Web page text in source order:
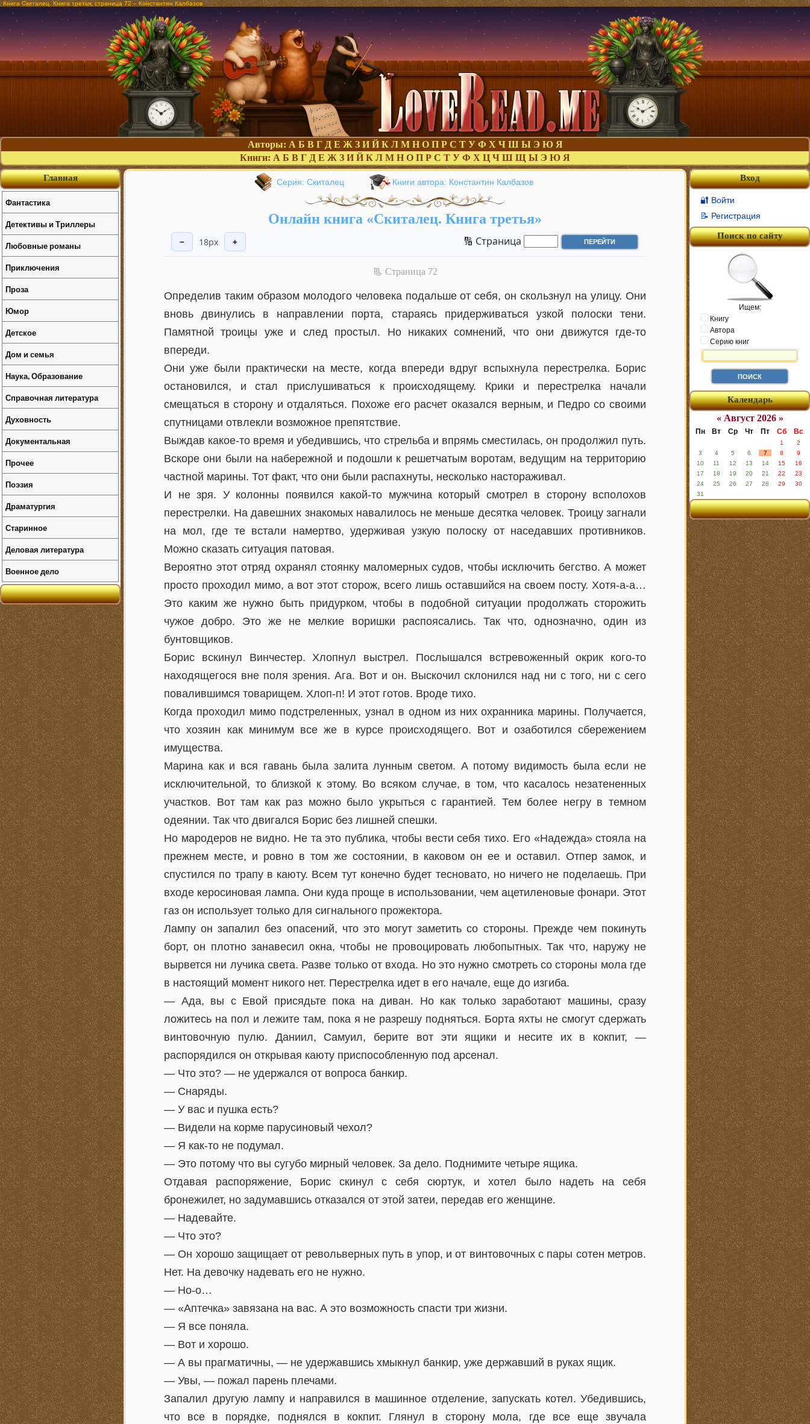
Книга Скиталец. Книга третья, страница 72 – Константин Калбазов
Авторы: А Б В Г Д Е Ж З И Й К Л М Н О П Р С Т У Ф Х Ч Ш Ы Э Ю Я
Книги: А Б В Г Д Е Ж З И Й К Л М Н О П Р С Т У Ф Х Ц Ч Ш Щ Ы Э Ю Я
Серия: Скиталец Книги автора: Константин Калбазов
Онлайн книга «Скиталец. Книга третья»
− 18px + 🔢 Страница
📃 Cтраница 72
Определив таким образом молодого человека подальше от себя, он скользнул на улицу. Они
вновь двинулись в направлении порта, стараясь придерживаться узкой полоски тени.
Памятной троицы уже и след простыл. Но никаких сомнений, что они движутся где-то
впереди.
Они уже были практически на месте, когда впереди вдруг вспыхнула перестрелка. Борис
остановился, и стал прислушиваться к происходящему. Крики и перестрелка начали
смещаться в сторону и отдаляться. Похоже его расчет оказался верным, и Педро со своими
спутницами отвлекли возможное препятствие.
Выждав какое-то время и убедившись, что стрельба и впрямь сместилась, он продолжил путь.
Вскоре они были на набережной и подошли к решетчатым воротам, ведущим на территорию
частной марины. Тот факт, что они были распахнуты, несколько настораживал.
И не зря. У колонны появился какой-то мужчина который смотрел в сторону всполохов
перестрелки. На давешних знакомых навалилось не меньше десятка человек. Троицу загнали
на мол, где те встали намертво, удерживая узкую полоску от наседавших противников.
Можно сказать ситуация патовая.
Вероятно этот отряд охранял стоянку маломерных судов, чтобы исключить бегство. А может
просто проходил мимо, а вот этот сторож, всего лишь оставшийся на своем посту. Хотя-а-а…
Это каким же нужно быть придурком, чтобы в подобной ситуации продолжать сторожить
чужое добро. Это же не мелкие воришки распоясались. Так что, однозначно, один из
бунтовщиков.
Борис вскинул Винчестер. Хлопнул выстрел. Послышался встревоженный окрик кого-то
находящегося вне поля зрения. Ага. Вот и он. Выскочил склонился над ни с того, ни с сего
повалившимся товарищем. Хлоп-п! И этот готов. Вроде тихо.
Когда проходил мимо подстреленных, узнал в одном из них охранника марины. Получается,
что хозяин как минимум все же в курсе происходящего. Вот и озаботился сбережением
имущества.
Марина как и вся гавань была залита лунным светом. А потому видимость была если не
исключительной, то близкой к этому. Во всяком случае, в том, что касалось незатененных
участков. Вот там как раз можно было укрыться с гарантией. Тем более негру в темном
одеянии. Так что двигался Борис без лишней спешки.
Но мародеров не видно. Не та это публика, чтобы вести себя тихо. Его «Надежда» стояла на
прежнем месте, и ровно в том же состоянии, в каковом он ее и оставил. Отпер замок, и
спустился по трапу в каюту. Всем тут конечно будет тесновато, но ничего не поделаешь. При
входе керосиновая лампа. Они куда проще в использовании, чем ацетиленовые фонари. Этот
газ он использует только для сигнального прожектора.
Лампу он запалил без опасений, что это могут заметить со стороны. Прежде чем покинуть
борт, он плотно занавесил окна, чтобы не провоцировать любопытных. Так что, наружу не
вырвется ни лучика света. Разве только от входа. Но это нужно смотреть со стороны мола где
в настоящий момент никого нет. Перестрелка идет в его начале, еще до изгиба.
— Ада, вы с Евой присядьте пока на диван. Но как только заработают машины, сразу
ложитесь на пол и лежите там, пока я не разрешу подняться. Борта яхты не смогут сдержать
винтовочную пулю. Даниил, Самуил, берите вот эти ящики и несите их в кокпит, —
распорядился он открывая каюту приспособленную под арсенал.
— Что это? — не удержался от вопроса банкир.
— Снаряды.
— У вас и пушка есть?
— Видели на корме парусиновый чехол?
— Я как-то не подумал.
— Это потому что вы сугубо мирный человек. За дело. Поднимите четыре ящика.
Отдавая распоряжение, Борис скинул с себя сюртук, и хотел было надеть на себя
бронежилет, но задумавшись отказался от этой затеи, передав его женщине.
— Надевайте.
— Что это?
— Он хорошо защищает от револьверных путь в упор, и от винтовочных с пары сотен метров.
Нет. На девочку надевать его не нужно.
— Но-о…
— «Аптечка» завязана на вас. А это возможность спасти три жизни.
— Я все поняла.
— Вот и хорошо.
— А вы прагматичны, — не удержавшись хмыкнул банкир, уже державший в руках ящик.
— Увы, — пожал парень плечами.
Запалил другую лампу и направился в машинное отделение, запускать котел. Убедившись,
что все в порядке, поднялся в кокпит. Глянул в сторону мола, где все еще звучала
Вход
🔐 Войти
📝 Регистрация
Поиск по сайту
Ищем:
Книгу
Автора
Серию книг
Календарь
« Август 2026 »
Пн Вт Ср Чт Пт Сб Вс
1
2
3
4 5 6 7 8
9
10
11 12 13 14 15
16
17
18 19 20 21 22
23
24
25 26 27 28 29
30
31
Главная
Фантастика
Детективы и Триллеры
Любовные романы
Приключения
Проза
Юмор
Детское
Дом и семья
Наука, Образование
Справочная литература
Духовность
Документальная
Прочее
Поэзия
Драматургия
Старинное
Деловая литература
Военное дело